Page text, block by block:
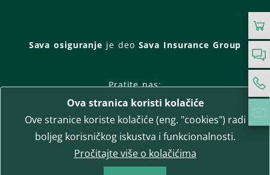
Sava osiguranje je deo Sava Insurance Group
Pratite nas:
Facebook
Instagram
LinkedIn
Twitter
YouTube
WhatsApp
T-media d.o.o. | napredne komunikacije
Ova stranica koristi kolačiće
Ove stranice koriste kolačiće (eng. "cookies") radi
boljeg korisničkog iskustva i funkcionalnosti.
Pročitajte više o kolačićima